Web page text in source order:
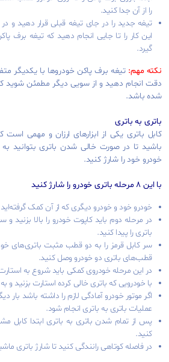
را از آن جدا کنید.
تیغه جدید را در جای تیغه قبلی قرار دهید و
این کار را تا جایی انجام دهید که تیغه برف
گیرد.
نکته مهم: تیغه برف پاکن خودروها با یکدیگر
دقت انجام دهید و از سویی دیگر مطمئن شوید
شده باشد.
باتری به باتری
کابل باتری یکی از ابزارهای ارزان و مهمی است
باشید تا در صورت خالی شدن باتری بتوانید
خودرو خود را شارژ کنید.
با این ۸ مرحله باتری خودرو را شارژ کنید
خودرو خود و خودرو دیگری که از آن کمک گرفته‌اید
در مرحله دوم باید کاپوت خودرو را بالا
باتری را پیدا کنید.
سر کابل قرمز را به دو قطب مثبت باتری‌های
قطب‌های باتری دو خودرو وصل کنید.
در این مرحله خودروی کمکی باید شروع به
با خودرویی که باتری خالی کرده استارت بزنید
اگر موتور خودرو آمادگی لازم را داشته باشد بار
عملیات باتری به باتری انجام شود.
پس از تمام شدن باتری به باتری ابتدا کابل
کنید.
در فاصله کوتاهی رانندگی کنید تا شارژ باتری